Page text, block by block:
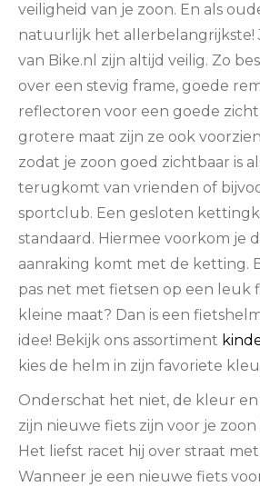
veiligheid van je zoon. En als
natuurlijk het allerbelangrijkste!
van Bike.nl zijn altijd veilig. Zo
over een stevig frame, goede
reflectoren voor een goede
grotere maat zijn ze ook
zodat je zoon goed zichtbaar is
terugkomt van vrienden of
sportclub. Een gesloten
standaard. Hiermee voorkom je
aanraking komt met de ketting.
pas net met fietsen op een leuk
kleine maat? Dan is een
idee! Bekijk ons assortiment
kies de helm in zijn favoriete
Onderschat het niet, de kleur
zijn nieuwe fiets zijn voor je
Het liefst racet hij over straat
Wanneer je een nieuwe fiets